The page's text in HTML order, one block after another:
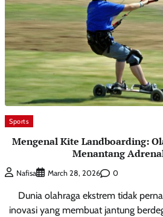
Sports
Mengenal Kite Landboarding:
Menantang
Nafisa March 28, 2026 0
Dunia olahraga ekstrem tidak
inovasi yang membuat jantung